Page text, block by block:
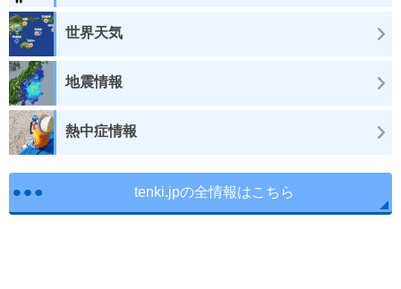
世界天気
地震情報
熱中症情報
tenki.jpの全情報はこちら